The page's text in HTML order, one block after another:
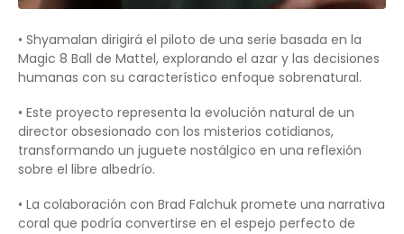
• Shyamalan dirigirá el piloto de una serie basada en la
Magic 8 Ball de Mattel, explorando el azar y las decisiones
humanas con su característico enfoque sobrenatural.
• Este proyecto representa la evolución natural de un
director obsesionado con los misterios cotidianos,
transformando un juguete nostálgico en una reflexión
sobre el libre albedrío.
• La colaboración con Brad Falchuk promete una narrativa
coral que podría convertirse en el espejo perfecto de